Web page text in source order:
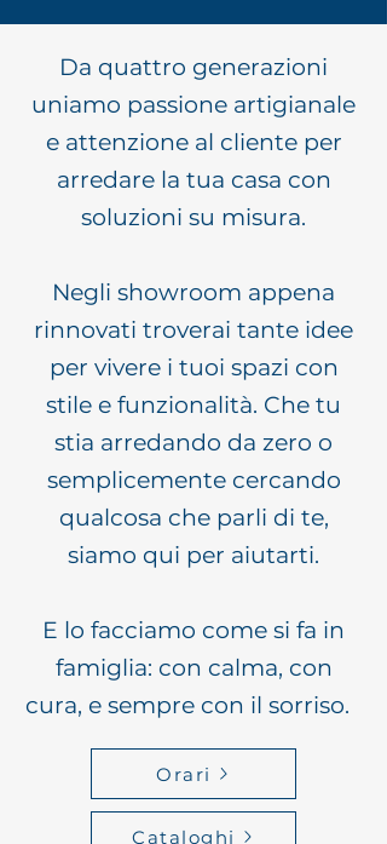
Da quattro generazioni
uniamo passione artigianale
e attenzione al cliente per
arredare la tua casa con
soluzioni su misura.
Negli showroom appena
rinnovati troverai tante idee
per vivere i tuoi spazi con
stile e funzionalità. Che tu
stia arredando da zero o
semplicemente cercando
qualcosa che parli di te,
siamo qui per aiutarti.
E lo facciamo come si fa in
famiglia: con calma, con
cura, e sempre con il sorriso.
Orari
Cataloghi